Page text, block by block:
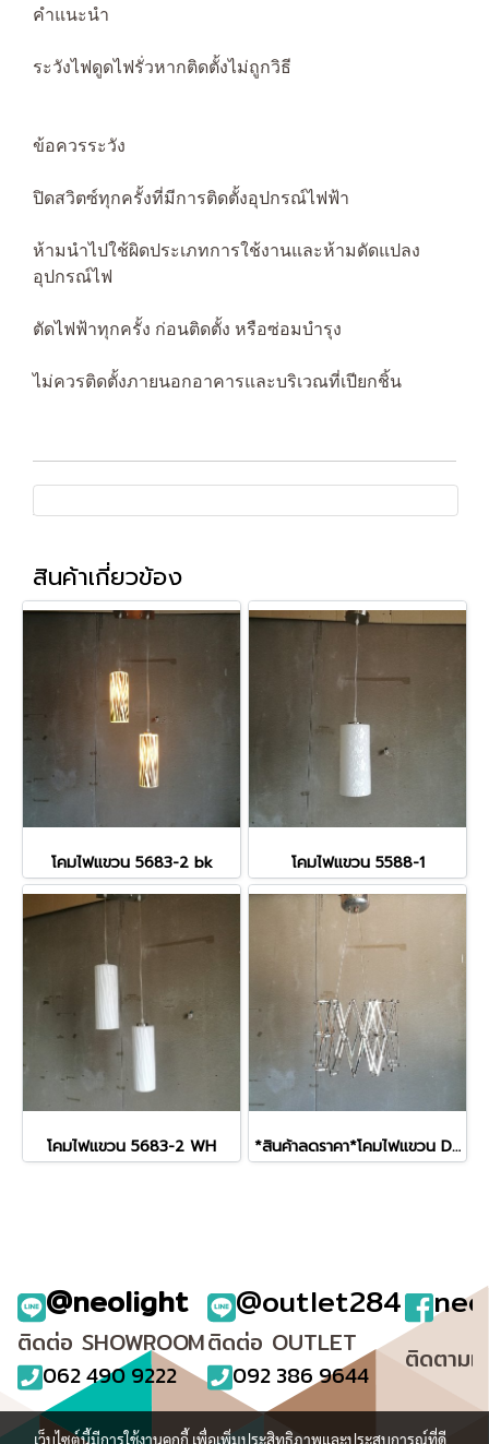
คำแนะนำ
ระวังไฟดูดไฟรั่วหากติดตั้งไม่ถูกวิธี
ข้อควรระวัง
ปิดสวิตซ์ทุกครั้งที่มีการติดตั้งอุปกรณ์ไฟฟ้า
ห้ามนำไปใช้ผิดประเภทการใช้งานและห้ามดัดแปลง
อุปกรณ์ไฟ
ตัดไฟฟ้าทุกครั้ง ก่อนติดตั้ง หรือซ่อมบำรุง
ไม่ควรติดตั้งภายนอกอาคารและบริเวณที่เปียกชิ้น
สินค้าเกี่ยวข้อง
โคมไฟแขวน 5683-2 bk โคมไฟแขวน 5588-1
โคมไฟแขวน 5683-2 WH *สินค้าลดราคา*โคมไฟแขวน D170611-1R
@neolight @outlet284
ติดต่อ SHOWROOM
062 490 9222
ติดต่อ OUTLET
092 386 9644 ติดตามเ
เว็บไซต์นี้มีการใช้งานคุกกี้ เพื่อเพิ่มประสิทธิภาพและประสบการณ์ที่ดี